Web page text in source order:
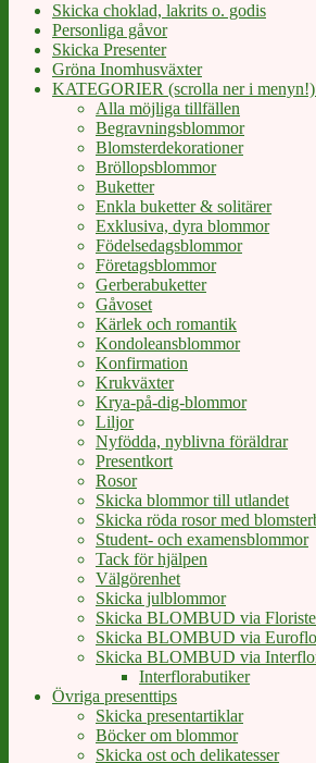
Skicka choklad, lakrits o. godis
Personliga gåvor
Skicka Presenter
Gröna Inomhusväxter
KATEGORIER (scrolla ner i
Alla möjliga tillfällen
Begravningsblommor
Blomsterdekorationer
Bröllopsblommor
Buketter
Enkla buketter & solitärer
Exklusiva, dyra blommor
Födelsedagsblommor
Företagsblommor
Gerberabuketter
Gåvoset
Kärlek och romantik
Kondoleansblommor
Konfirmation
Krukväxter
Krya-på-dig-blommor
Liljor
Nyfödda, nyblivna föräldrar
Presentkort
Rosor
Skicka blommor till utlandet
Skicka röda rosor med
Student- och examensblommor
Tack för hjälpen
Välgörenhet
Skicka julblommor
Skicka BLOMBUD via
Skicka BLOMBUD via
Skicka BLOMBUD via
Interflorabutiker
Övriga presenttips
Skicka presentartiklar
Böcker om blommor
Skicka ost och delikatesser